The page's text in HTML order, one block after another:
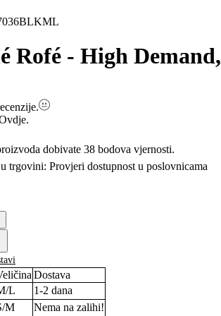
Rofé - High
dobivate 38 bodova vjernosti.
trgovini: Provjeri dostupnost u poslovnicama
Dostava
L 1-2 dana
M Nema na zalihi!